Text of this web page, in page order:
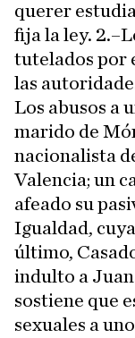
querer
fija la ley.
tutelados por
las
Los abusos a
marido de
nacionalista
Valencia; un
afeado su
Igualdad,
último,
indulto a
sostiene que
sexuales a